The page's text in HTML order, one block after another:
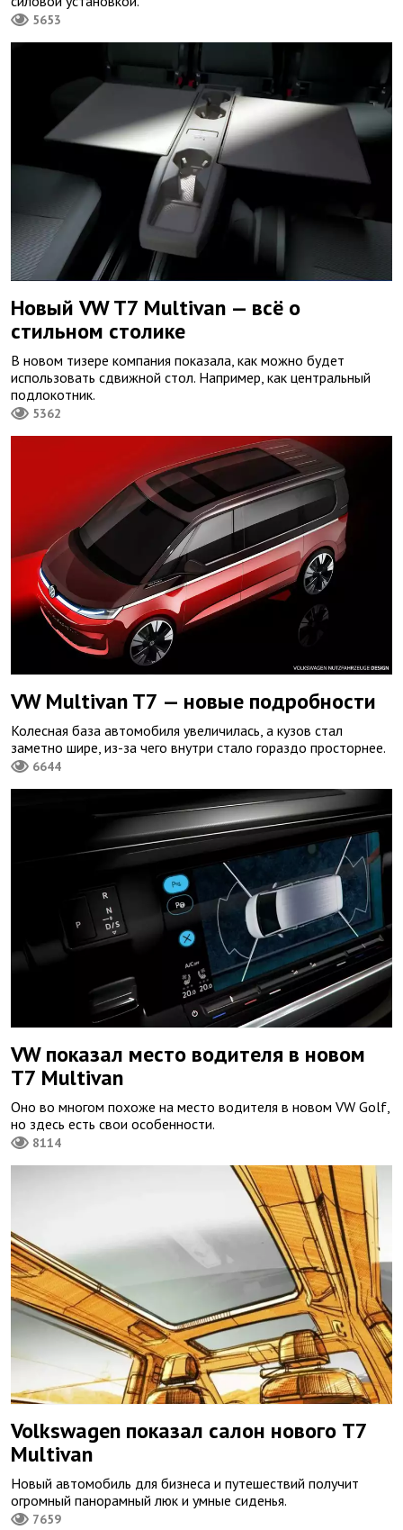
5653
Новый VW T7 Multivan — всё о
стильном столике
В новом тизере компания показала, как можно будет
использовать сдвижной стол. Например, как центральный
подлокотник.
5362
VW Multivan T7 — новые подробности
Колесная база автомобиля увеличилась, а кузов стал
заметно шире, из-за чего внутри стало гораздо просторнее.
6644
VW показал место водителя в новом
T7 Multivan
Оно во многом похоже на место водителя в новом VW Golf,
но здесь есть свои особенности.
8114
Volkswagen показал салон нового T7
Multivan
Новый автомобиль для бизнеса и путешествий получит
огромный панорамный люк и умные сиденья.
7659